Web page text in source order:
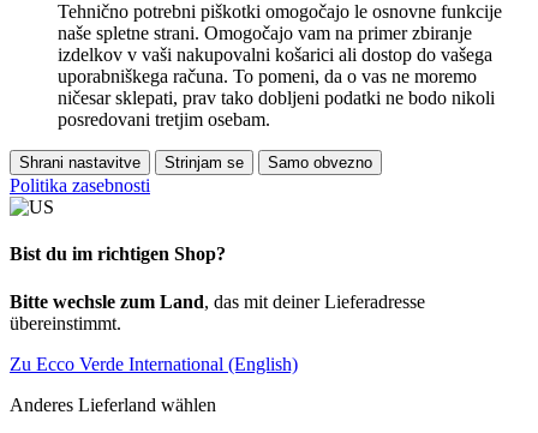
Tehnično potrebni piškotki omogočajo le osnovne funkcije
naše spletne strani. Omogočajo vam na primer zbiranje
izdelkov v vaši nakupovalni košarici ali dostop do vašega
uporabniškega računa. To pomeni, da o vas ne moremo
ničesar sklepati, prav tako dobljeni podatki ne bodo nikoli
posredovani tretjim osebam.
Shrani nastavitve Strinjam se Samo obvezno
Politika zasebnosti
Bist du im richtigen Shop?
Bitte wechsle zum Land, das mit deiner Lieferadresse
übereinstimmt.
Zu Ecco Verde International (English)
Anderes Lieferland wählen